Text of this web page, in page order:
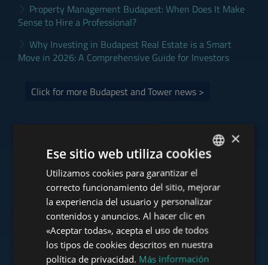
Property Management Budapest: When Does It Make
Sense to Hire a Professional?
Why Investing in Budapest Real Estate is a Smart
Move in 2026: A Comprehensive Guide for Investors
Click for more Budapest and Tower news >
Consulte nuestra cartera
www.tower-investments.com
ENGLISH
HUNGARIAN
FRENCH
×
Ese sitio web utiliza cookies
Utilizamos cookies para garantizar el
correcto funcionamiento del sitio, mejorar
la experiencia del usuario y personalizar
contenidos y anuncios. Al hacer clic en
«Aceptar todas», acepta el uso de todos
los tipos de cookies descritos en nuestra
política de privacidad. Más información